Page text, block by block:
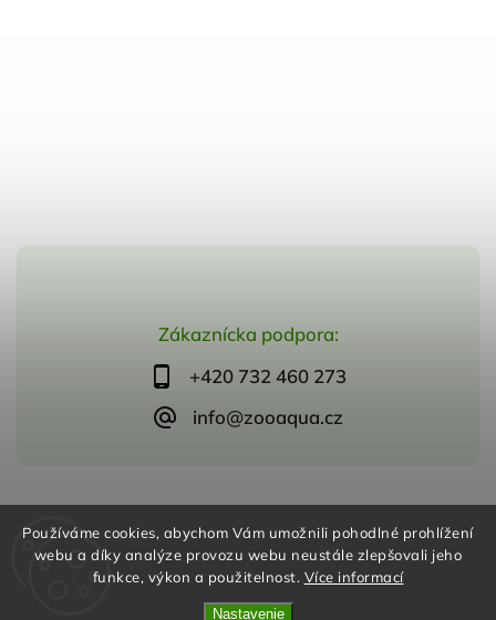
Používáme cookies, abychom Vám umožnili pohodlné prohlížení
webu a díky analýze provozu webu neustále zlepšovali jeho
funkce, výkon a použitelnost. Více informací
Nastavenie
Zákaznícka podpora:
+420 732 460 273
info@zooaqua.cz
VytvořilShoptet | DesignShoptak.cz